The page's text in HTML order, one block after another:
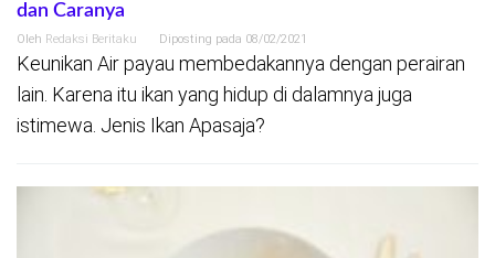
dan Caranya
Oleh Redaksi Beritaku Diposting pada 08/02/2021
Keunikan Air payau membedakannya dengan perairan
lain. Karena itu ikan yang hidup di dalamnya juga
istimewa. Jenis Ikan Apasaja?